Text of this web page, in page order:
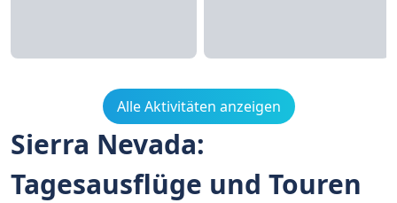
Alle Aktivitäten anzeigen
Sierra Nevada:
Tagesausflüge und Touren